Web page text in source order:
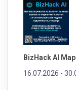
BizHack AI
16.07.2026 -